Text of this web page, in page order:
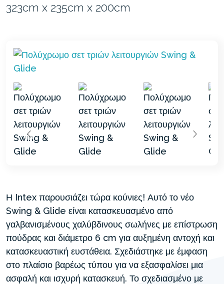
323cm x 235cm x 200cm
Η Intex παρουσιάζει τώρα κούνιες! Αυτό το νέο
Swing & Glide είναι κατασκευασμένο από
γαλβανισμένους χαλύβδινους σωλήνες με επίστρωση
πούδρας και διάμετρο 6 cm για αυξημένη αντοχή και
κατασκευαστική ευστάθεια. Σχεδιάστηκε με έμφαση
στο πλαίσιο βαρέως τύπου για να εξασφαλίσει μια
ασφαλή και ισχυρή κατασκευή. Το σχεδιασμένο με